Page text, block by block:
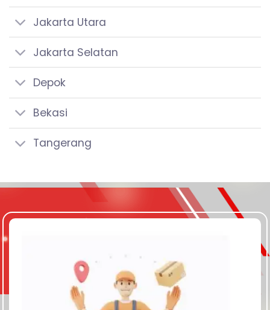
Jakarta Utara
Jakarta Selatan
Depok
Bekasi
Tangerang